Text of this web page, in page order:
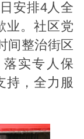
安排4人全
业。社区党
间整治街区
实专人保
持，全力服